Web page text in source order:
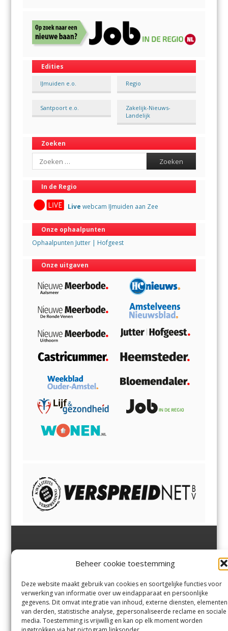
Beheer cookie toestemming
Deze website maakt gebruik van cookies en soortgelijke functies voor
verwerking van informatie over uw eindapparaat en persoonlijke
gegevens. Dit omvat integratie van inhoud, externe diensten, elementen
van derden, statistische analyse, gepersonaliseerde reclame en sociale
media. Toestemming is vrijwillig en kan op elk moment worden
Edities
IJmuiden e.o. Regio
Santpoort e.o.
Zakelijk-Nieuws-
Landelijk
Zoeken
Search
In de Regio
Live webcam IJmuiden aan Zee
Onze ophaalpunten
Ophaalpunten Jutter | Hofgeest
Onze uitgaven
Margadantstraat 34
0255-533900
info@jutter.nlofinfo@hofgee
st.nl
Velserbroek,Velsen-Zuid,
Zuid,Driehuisen
Spaarnwoude.
Contact